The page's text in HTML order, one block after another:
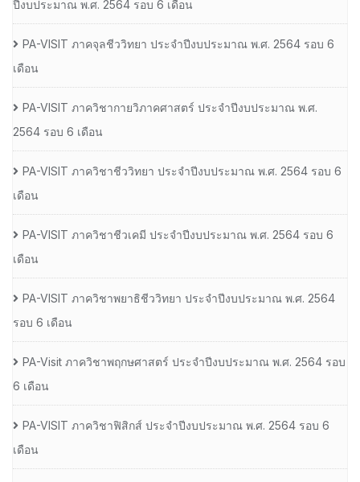
ปีงบประมาณ พ.ศ. 2564 รอบ 6 เดือน
PA-VISIT ภาคจุลชีววิทยา ประจำปีงบประมาณ พ.ศ. 2564 รอบ 6
เดือน
PA-VISIT ภาควิชากายวิภาคศาสตร์ ประจำปีงบประมาณ พ.ศ.
2564 รอบ 6 เดือน
PA-VISIT ภาควิชาชีววิทยา ประจำปีงบประมาณ พ.ศ. 2564 รอบ 6
เดือน
PA-VISIT ภาควิชาชีวเคมี ประจำปีงบประมาณ พ.ศ. 2564 รอบ 6
เดือน
PA-VISIT ภาควิชาพยาธิชีววิทยา ประจำปีงบประมาณ พ.ศ. 2564
รอบ 6 เดือน
PA-Visit ภาควิชาพฤกษศาสตร์ ประจำปีงบประมาณ พ.ศ. 2564 รอบ
6 เดือน
PA-VISIT ภาควิชาฟิสิกส์ ประจำปีงบประมาณ พ.ศ. 2564 รอบ 6
เดือน